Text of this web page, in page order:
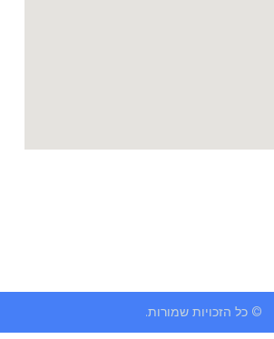
© כל הזכויות שמורות.